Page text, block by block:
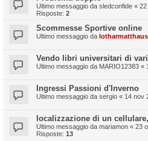
Ultimo messaggio da sledconfide « 22
Risposte: 2
Scommesse Sportive online
Ultimo messaggio da lotharmatthaus
Vendo libri universitari di
Ultimo messaggio da MARIO12383 «
Ingressi Passioni d'Inverno
Ultimo messaggio da sergio « 14 nov
localizzazione di un
Ultimo messaggio da mariamon « 23
Risposte: 13